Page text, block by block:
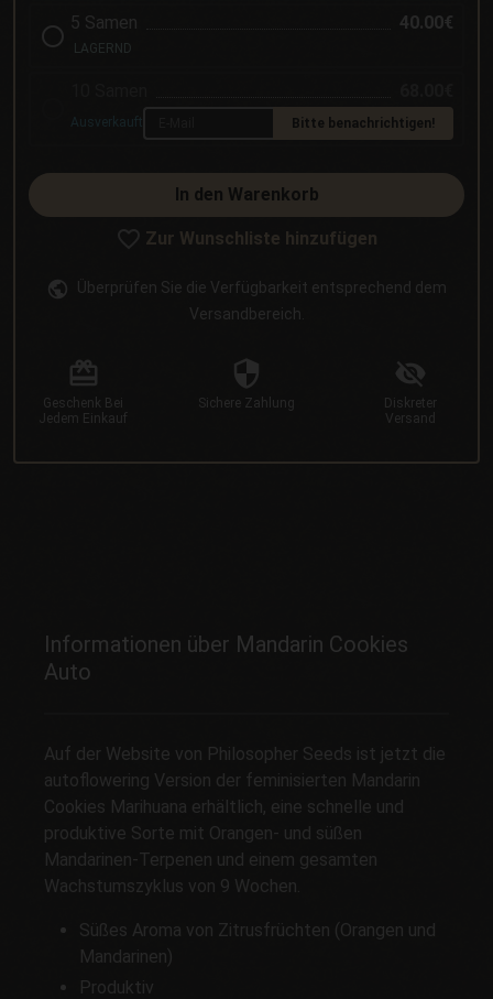
5 Samen 40.00€
LAGERND
Ausverkauft Bitte benachrichtigen!
In den Warenkorb
Zur Wunschliste hinzufügen
Überprüfen Sie die Verfügbarkeit entsprechend dem
Versandbereich.
Geschenk Bei
Jedem Einkauf
Sichere Zahlung
Diskreter
Versand
Informationen über Mandarin Cookies
Auto
Auf der Website von Philosopher Seeds ist jetzt die
autoflowering Version der feminisierten Mandarin
Cookies Marihuana erhältlich, eine schnelle und
produktive Sorte mit Orangen- und süßen
Mandarinen-Terpenen und einem gesamten
Wachstumszyklus von 9 Wochen.
Süßes Aroma von Zitrusfrüchten (Orangen und
Mandarinen)
Produktiv